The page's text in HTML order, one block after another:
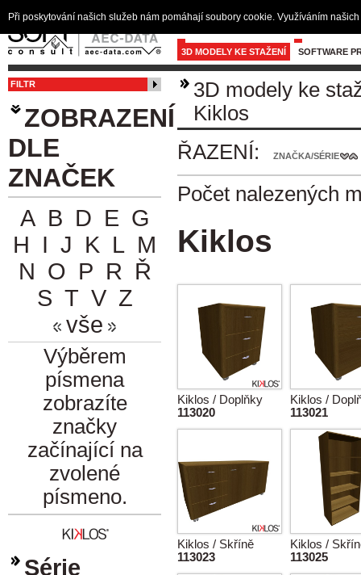
3D MODELY KE STAŽENÍ SOFTWARE
FILTR
ZOBRAZENÍ
DLE
ZNAČEK
A B D E G
H I J K L M
N O P R Ř
S T V Z
vše
Výběrem
písmena
zobrazíte
značky
začínající na
zvolené
písmeno.
Série
3D modely ke
Kiklos
ŘAZENÍ:
ZNAČKA/SÉRIE
Počet nalezených
Kiklos
Kiklos / Doplňky
113020
Kiklos /
113021
Kiklos / Skříně
113023
Kiklos /
113025
Při poskytování našich služeb nám pomáhají soubory cookie. Využíváním